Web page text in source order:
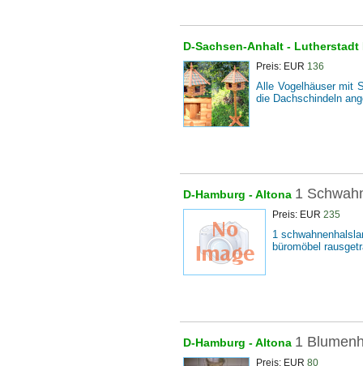
D-Sachsen-Anhalt - Lutherstadt
Preis: EUR 136
Alle Vogelhäuser mit
die Dachschindeln
D-Hamburg -Altona 1
Preis: EUR 235
1
büromöbel
D-Hamburg -Altona 1
Preis: EUR 80